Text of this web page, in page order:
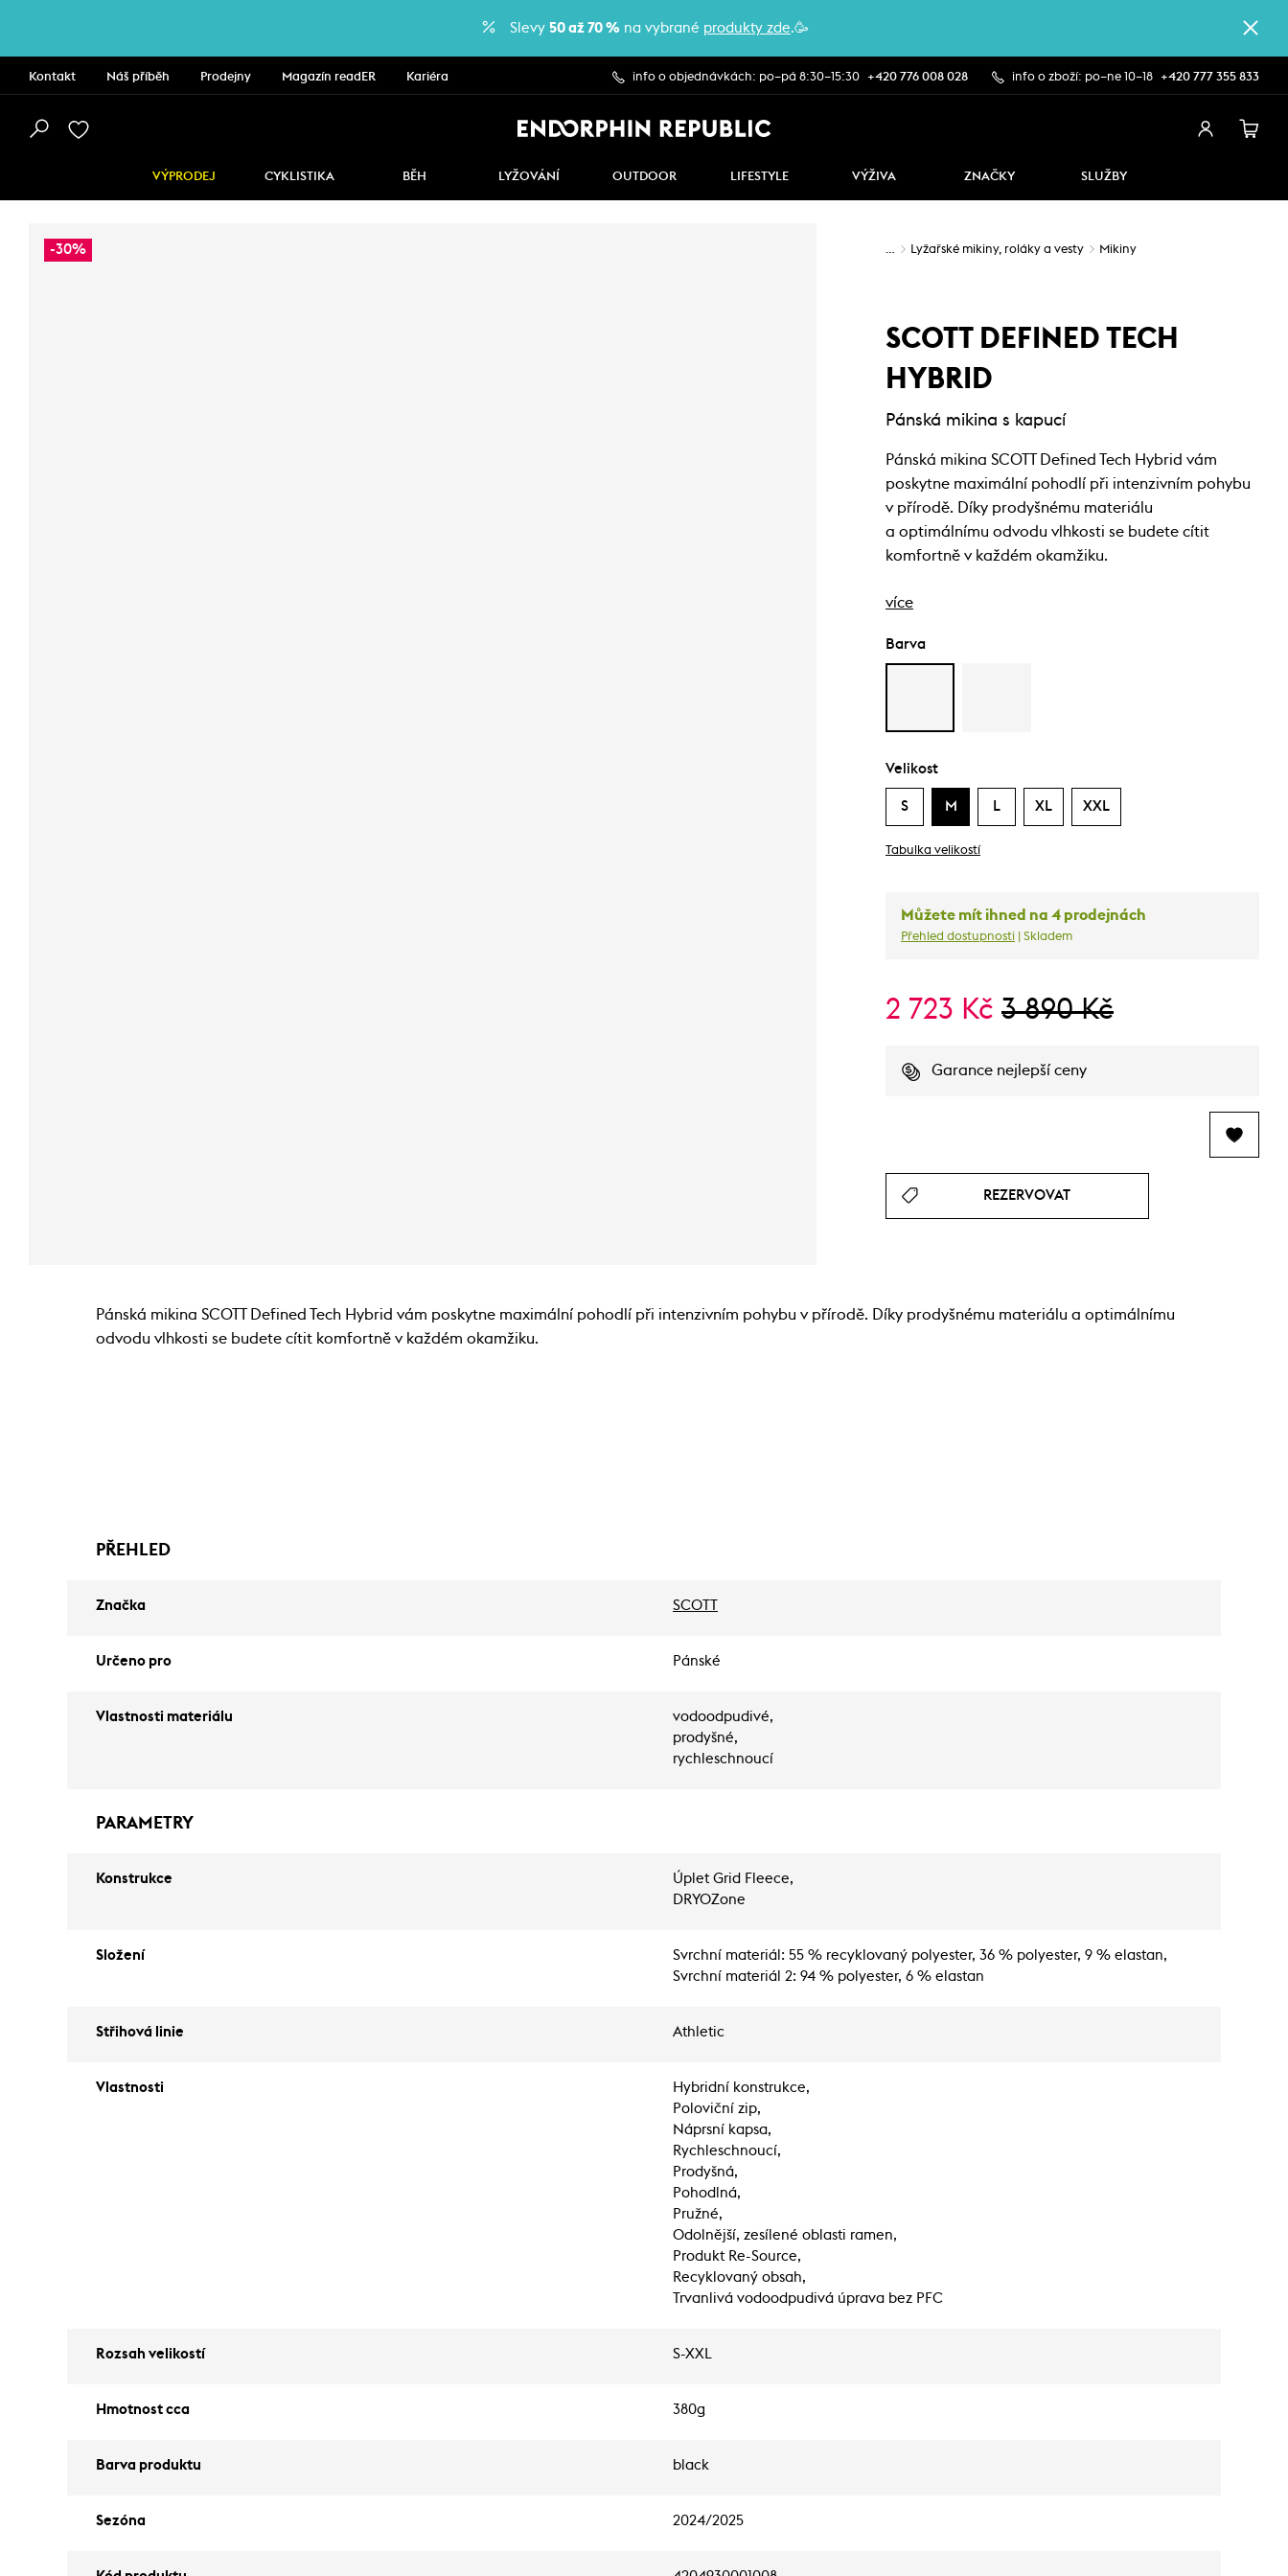
Slevy 50 až 70 % na vybrané produkty zde.🥳
Kontakt Náš příběh Prodejny Magazín readER Kariéra info o objednávkách: po–pá 8:30–15:30 +420 776 008 028 info o zboží: po–ne 10–18 +420 777 355 833
VÝPRODEJ CYKLISTIKA BĚH LYŽOVÁNÍ OUTDOOR LIFESTYLE VÝŽIVA ZNAČKY SLUŽBY
-30% … Lyžařské mikiny, roláky a vesty Mikiny
SCOTT DEFINED TECH
HYBRID
Pánská mikina s kapucí
Pánská mikina SCOTT Defined Tech Hybrid vám
poskytne maximální pohodlí při intenzivním pohybu
v přírodě. Díky prodyšnému materiálu
a optimálnímu odvodu vlhkosti se budete cítit
komfortně v každém okamžiku.
více
Barva
Velikost
S M L XL XXL
Tabulka velikostí
Můžete mít ihned na 4 prodejnách
Přehled dostupnosti | Skladem
2 723 Kč 3 890 Kč
Garance nejlepší ceny
REZERVOVAT
Pánská mikina SCOTT Defined Tech Hybrid vám poskytne maximální pohodlí při intenzivním pohybu v přírodě. Díky prodyšnému materiálu a optimálnímu
odvodu vlhkosti se budete cítit komfortně v každém okamžiku.
PŘEHLED
Značka SCOTT
Určeno pro Pánské
Vlastnosti materiálu
vodoodpudivé,
prodyšné,
rychleschnoucí
PARAMETRY
Konstrukce
Úplet Grid Fleece,
DRYOZone
Složení
Svrchní materiál: 55 % recyklovaný polyester, 36 % polyester, 9 % elastan,
Svrchní materiál 2: 94 % polyester, 6 % elastan
Střihová linie Athletic
Vlastnosti
Hybridní konstrukce,
Poloviční zip,
Náprsní kapsa,
Rychleschnoucí,
Prodyšná,
Pohodlná,
Pružné,
Odolnější, zesílené oblasti ramen,
Produkt Re-Source,
Recyklovaný obsah,
Trvanlivá vodoodpudivá úprava bez PFC
Rozsah velikostí S-XXL
Hmotnost cca 380g
Barva produktu black
Sezóna 2024/2025